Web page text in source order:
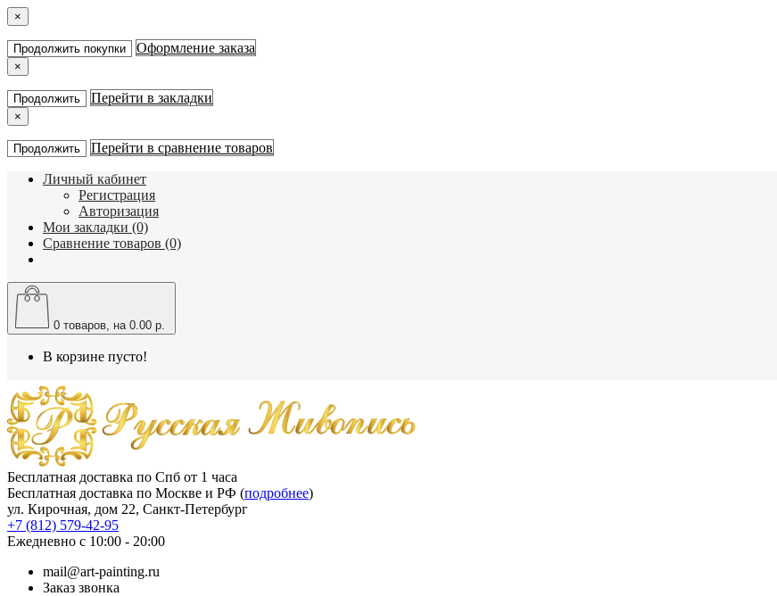
×
Продолжить покупки Оформление заказа
×
Продолжить Перейти в закладки
×
Продолжить Перейти в сравнение товаров
Личный кабинет
Регистрация
Авторизация
Мои закладки (0)
Сравнение товаров (0)
0 товаров, на 0.00 р.
В корзине пусто!
Бесплатная доставка по Спб от 1 часа
Бесплатная доставка по Москве и РФ (подробнее)
ул. Кирочная, дом 22, Санкт-Петербург
+7 (812) 579-42-95
Ежедневно с 10:00 - 20:00
mail@art-painting.ru
Заказ звонка